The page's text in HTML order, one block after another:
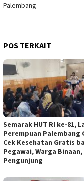
Palembang
POS TERKAIT
Semarak HUT RI ke-81,
Perempuan Palembang
Cek Kesehatan Gratis
Pegawai, Warga Binaan,
Pengunjung